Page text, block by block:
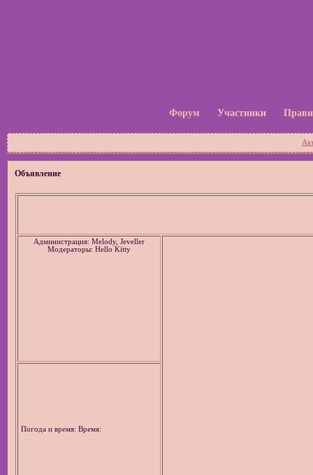
Форум Участники
Объявление
Администрация: Melody, Jeveller
Модераторы: Hello Kitty
Погода и время: Время: